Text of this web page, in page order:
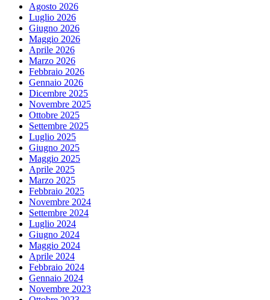
Agosto 2026
Luglio 2026
Giugno 2026
Maggio 2026
Aprile 2026
Marzo 2026
Febbraio 2026
Gennaio 2026
Dicembre 2025
Novembre 2025
Ottobre 2025
Settembre 2025
Luglio 2025
Giugno 2025
Maggio 2025
Aprile 2025
Marzo 2025
Febbraio 2025
Novembre 2024
Settembre 2024
Luglio 2024
Giugno 2024
Maggio 2024
Aprile 2024
Febbraio 2024
Gennaio 2024
Novembre 2023